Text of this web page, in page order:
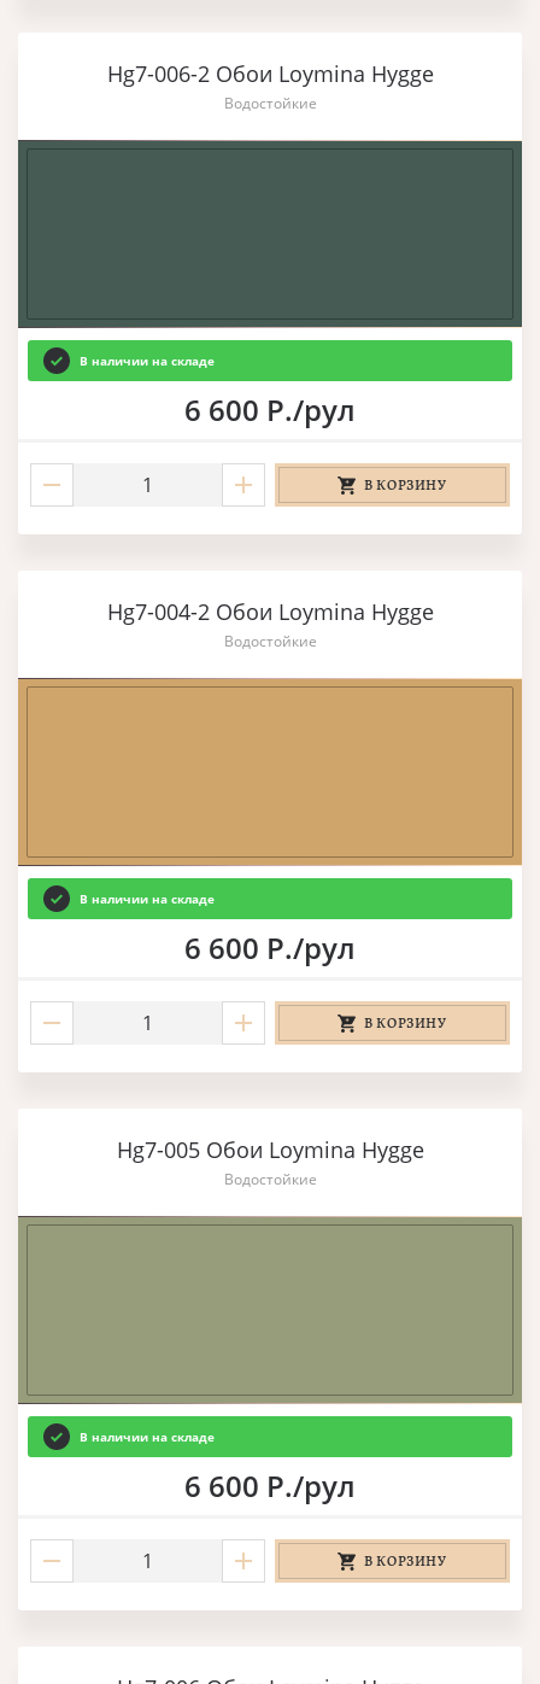
Hg7-006-2 Обои Loymina Hygge
Водостойкие
В наличии на складе
6 600 Р./рул
В КОРЗИНУ
Hg7-004-2 Обои Loymina Hygge
Водостойкие
В наличии на складе
6 600 Р./рул
В КОРЗИНУ
Hg7-005 Обои Loymina Hygge
Водостойкие
В наличии на складе
6 600 Р./рул
В КОРЗИНУ